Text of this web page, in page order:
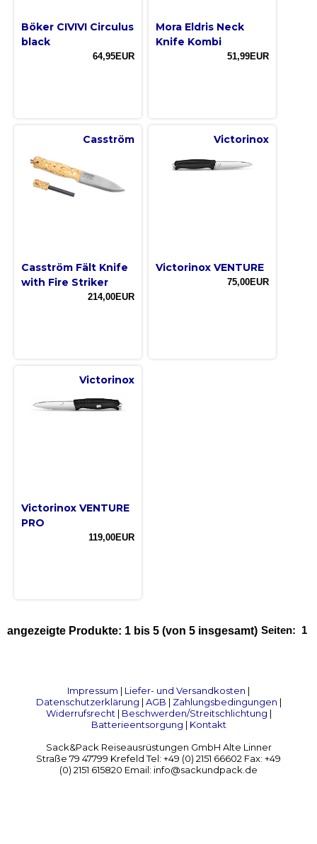
Böker CIVIVI Circulus
black
64,95EUR
Mora Eldris Neck
Knife Kombi
51,99EUR
Casström
Casström Fält Knife
with Fire Striker
214,00EUR
Victorinox
Victorinox VENTURE
75,00EUR
Victorinox
Victorinox VENTURE
PRO
119,00EUR
Seiten: 1
angezeigte Produkte: 1 bis 5 (von 5 insgesamt)
Impressum | Liefer- und Versandkosten |
Datenschutzerklärung | AGB | Zahlungsbedingungen |
Widerrufsrecht| Beschwerden/Streitschlichtung |
Batterieentsorgung | Kontakt
Sack&Pack Reiseausrüstungen GmbH Alte Linner
Straße 79 47799 Krefeld Tel: +49 (0) 2151 66602 Fax: +49
(0) 2151 615820 Email: info@sackundpack.de